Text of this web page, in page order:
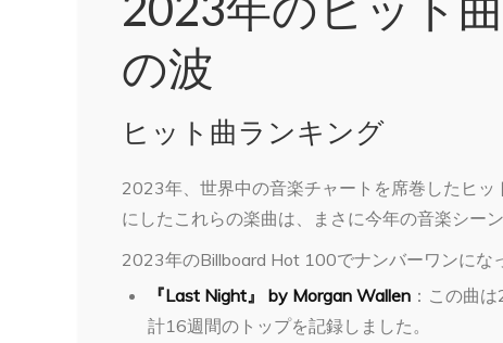
の波
ヒット曲ランキング
2023年、世界中の音楽チャートを席巻したヒ
にしたこれらの楽曲は、まさに今年の音楽シー
2023年のBillboard Hot 100でナンバーワンにな
『Last Night』 by Morgan Wallen ：この曲
計16週間のトップを記録しました。